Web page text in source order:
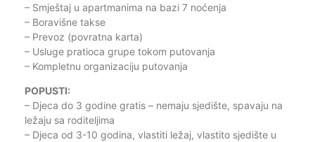
– Smještaj u apartmanima na bazi 7 noćenja
– Boravišne takse
– Prevoz (povratna karta)
– Usluge pratioca grupe tokom putovanja
– Kompletnu organizaciju putovanja
POPUSTI:
– Djeca do 3 godine gratis – nemaju sjedište, spavaju na
ležaju sa roditeljima
– Djeca od 3-10 godina, vlastiti ležaj, vlastito sjedište u